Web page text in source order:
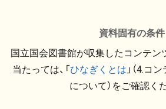
資料固有の条件
国立国会図書館が収集したコンテン
当たっては、「ひなぎくとは 」（4.コ
について）をご確認く